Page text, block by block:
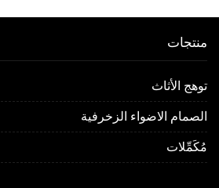
منتجات
توهج الأثاث
الصمام الاضواء الزخرفية
مُكَمِّلات